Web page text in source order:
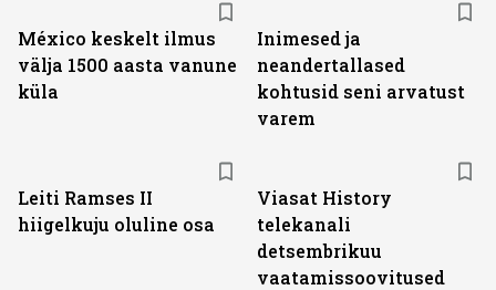
México keskelt ilmus
välja 1500 aasta vanune
küla
Inimesed ja
neandertallased
kohtusid seni arvatust
varem
Leiti Ramses II
hiigelkuju oluline osa
Viasat History
telekanali
detsembrikuu
vaatamissoovitused